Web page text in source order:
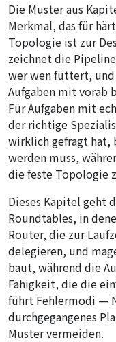
Die Muster aus
Merkmal, das für
Topologie ist zur
zeichnet die
wer wen füttert,
Aufgaben mit vorab
Für Aufgaben mit
der richtige
wirklich gefragt hat,
werden muss,
die feste Topologie
Dieses Kapitel geht
Roundtables, in
Router, die zur
delegieren, und
baut, während die
Fähigkeit, die die
führt Fehlermodi —
durchgegangenes
Muster vermeiden.